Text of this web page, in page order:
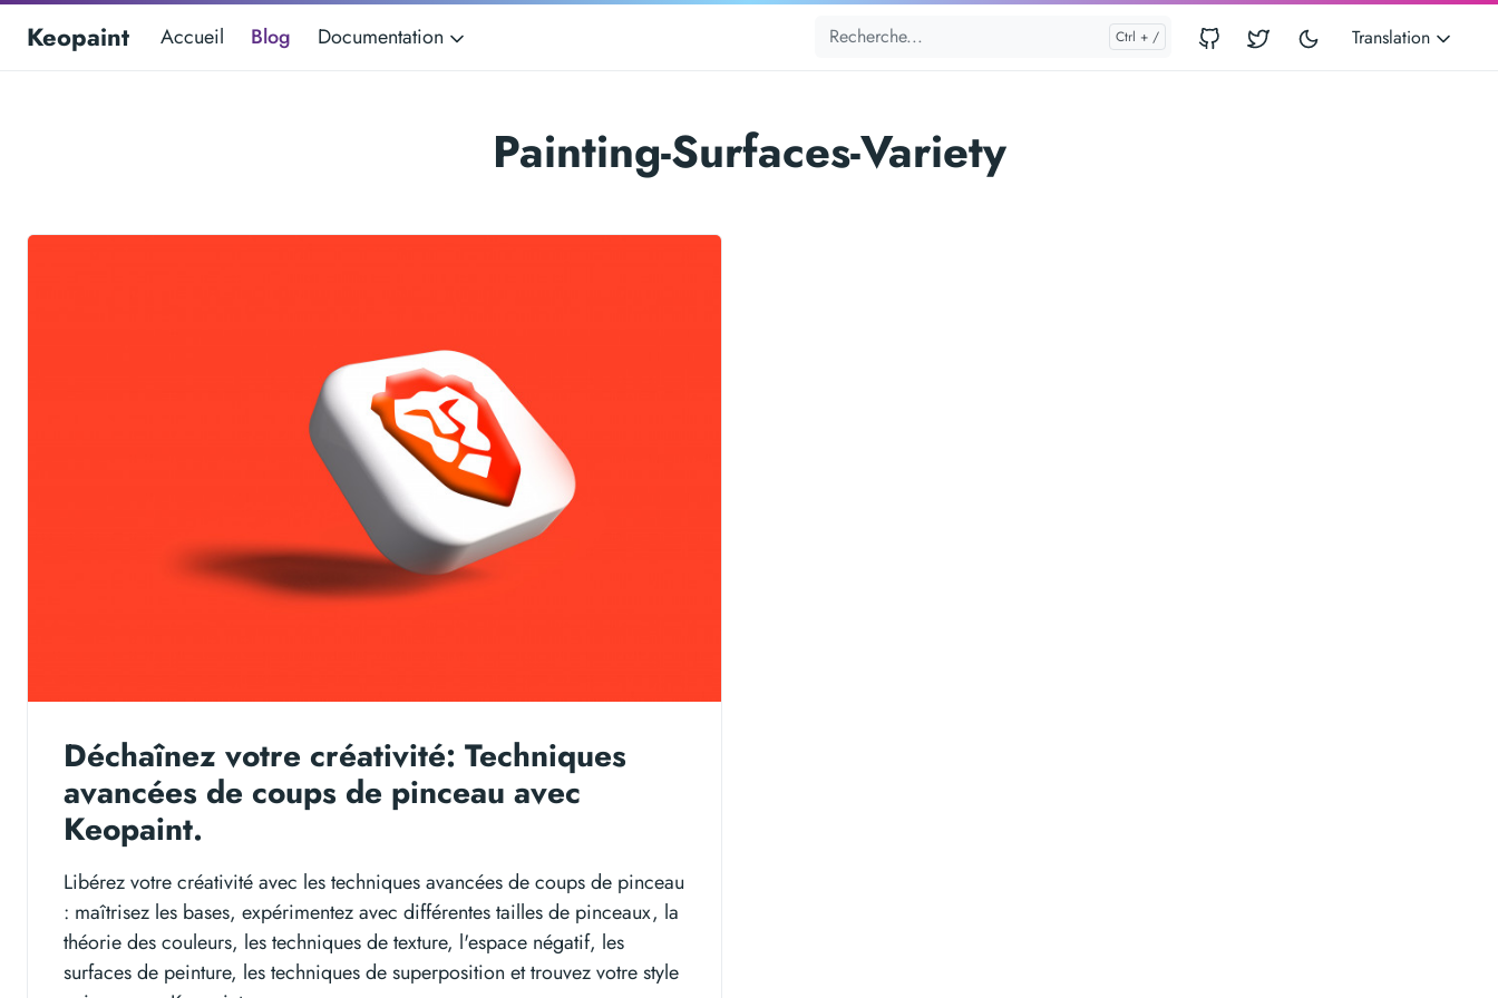
Keopaint Accueil Blog Documentation Translation
Painting-Surfaces-Variety
Déchaînez votre créativité: Techniques
avancées de coups de pinceau avec
Keopaint.
Libérez votre créativité avec les techniques avancées de coups de pinceau
: maîtrisez les bases, expérimentez avec différentes tailles de pinceaux, la
théorie des couleurs, les techniques de texture, l'espace négatif, les
surfaces de peinture, les techniques de superposition et trouvez votre style